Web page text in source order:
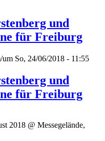
und
für Freiburg
um So, 24/06/2018 - 11:55
und
für Freiburg
2018 @ Messegelände,